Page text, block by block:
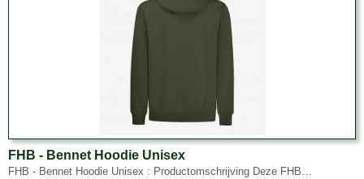
FHB - Bennet Hoodie Unisex
FHB - Bennet Hoodie Unisex : Productomschrijving Deze FHB…